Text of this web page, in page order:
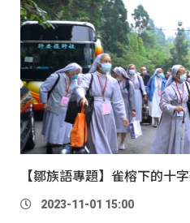
【鄒族語專題】雀榕下的十
2023-11-01 15:00